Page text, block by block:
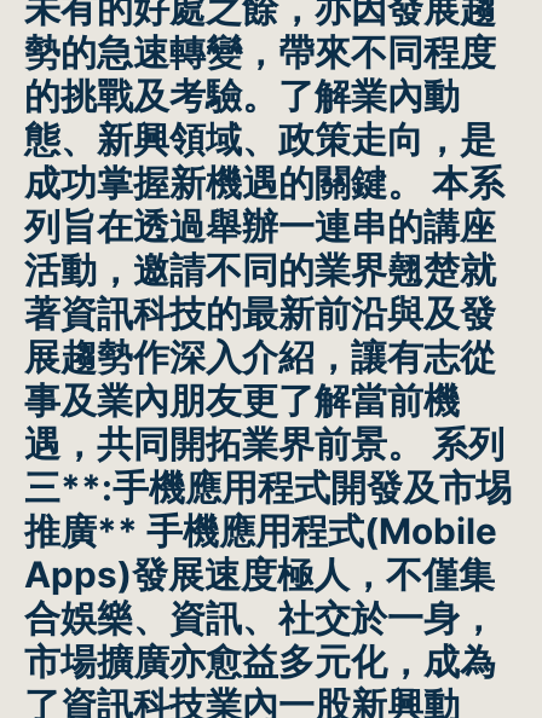
勢的急速轉變，帶來不同程度
的挑戰及考驗。了解業內動
態、新興領域、政策走向，是
成功掌握新機遇的關鍵。 本系
列旨在透過舉辦一連串的講座
活動，邀請不同的業界翹楚就
著資訊科技的最新前沿與及發
展趨勢作深入介紹，讓有志從
事及業內朋友更了解當前機
遇，共同開拓業界前景。 系列
三**:手機應用程式開發及市埸
推廣** 手機應用程式(Mobile
Apps)發展速度極人，不僅集
合娛樂、資訊、社交於一身，
市場擴廣亦愈益多元化，成為
了資訊科技業內一股新興動